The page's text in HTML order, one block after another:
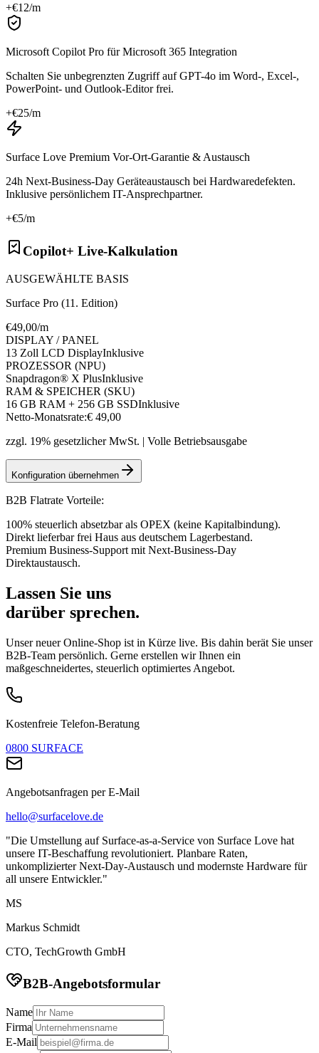
+€12/m
Microsoft Copilot Pro für Microsoft 365 Integration
Schalten Sie unbegrenzten Zugriff auf GPT-4o im Word-, Excel-,
PowerPoint- und Outlook-Editor frei.
+€25/m
Surface Love Premium Vor-Ort-Garantie & Austausch
24h Next-Business-Day Geräteaustausch bei Hardwaredefekten.
Inklusive persönlichem IT-Ansprechpartner.
+€5/m
Copilot+ Live-Kalkulation
AUSGEWÄHLTE BASIS
Surface Pro (11. Edition)
€49,00/m
DISPLAY / PANEL
13 Zoll LCD DisplayInklusive
PROZESSOR (NPU)
Snapdragon® X PlusInklusive
RAM & SPEICHER (SKU)
16 GB RAM + 256 GB SSDInklusive
Netto-Monatsrate:€ 49,00
zzgl. 19% gesetzlicher MwSt. | Volle Betriebsausgabe
Konfiguration übernehmen
B2B Flatrate Vorteile:
100% steuerlich absetzbar als OPEX (keine Kapitalbindung).
Direkt lieferbar frei Haus aus deutschem Lagerbestand.
Premium Business-Support mit Next-Business-Day
Direktaustausch.
Lassen Sie uns
darüber sprechen.
Unser neuer Online-Shop ist in Kürze live. Bis dahin berät Sie unser
B2B-Team persönlich. Gerne erstellen wir Ihnen ein
maßgeschneidertes, steuerlich optimiertes Angebot.
Kostenfreie Telefon-Beratung
0800 SURFACE
Angebotsanfragen per E-Mail
hello@surfacelove.de
"Die Umstellung auf Surface-as-a-Service von Surface Love hat
unsere IT-Beschaffung revolutioniert. Planbare Raten,
unkomplizierter Next-Day-Austausch und modernste Hardware für
all unsere Entwickler."
MS
Markus Schmidt
CTO, TechGrowth GmbH
B2B-Angebotsformular
Name
Firma
E-Mail